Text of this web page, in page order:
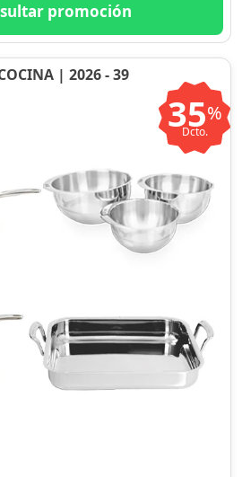
promoción
| 2026 - 39
35%
Dcto.